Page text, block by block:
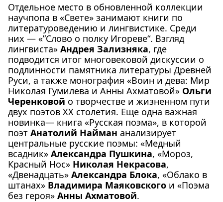
Отдельное место в обновленной коллекции
научпопа в «Свете» занимают книги по
литературоведению и лингвистике. Среди
них — «‎”Слово о полку Игореве“‎. Взгляд
лингвиста» Андрея Зализняка, где
подводится итог многовековой дискуссии о
подлинности памятника литературы Древней
Руси, а также монография «Воин и дева: Мир
Николая Гумилева и Анны Ахматовой» Ольги
Черенковой о творчестве и жизненном пути
двух поэтов XX столетия. Еще одна важная
новинка— книга «Русская поэма», в которой
поэт Анатолий Найман анализирует
центральные русские поэмы: «Медный
всадник» Александра Пушкина, «Мороз,
Красный Нос» Николая Некрасова,
«Двенадцать» Александра Блока, «Облако в
штанах» Владимира Маяковского и «Поэма
без героя» Анны Ахматовой.